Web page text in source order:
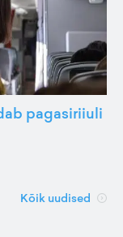
pagasiriiuli
Kõik uudised